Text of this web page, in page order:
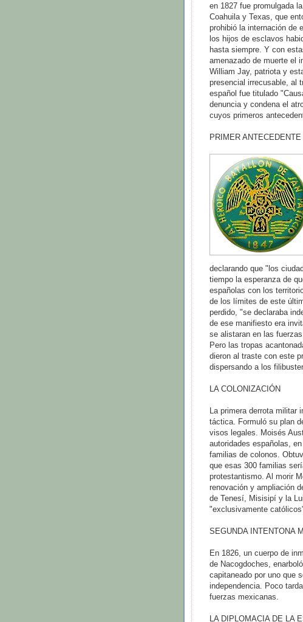
en 1827 fue promulgada
Coahuila y Texas, que
prohibió la internación de
los hijos de esclavos
hasta siempre. Y con
amenazado de muerte el
William Jay, patriota y
presencial irrecusable, al
español fue titulado
denuncia y condena el
cuyos primeros
PRIMER
declarando que "los
tiempo la esperanza de
españolas con los
de los límites de este
perdido, "se declaraba
de ese manifiesto era
se alistaran en las fuerzas
Pero las tropas
dieron al traste con este
dispersando a los
LA COLONIZACIÓN
La primera derrota
táctica. Formuló su plan
visos legales. Moisés
autoridades españolas,
familias de colonos.
que esas 300 familias
protestantismo. Al morir
renovación y ampliación
de Tenesí, Misisipí y la
"exclusivamente
SEGUNDA INTENTONA
En 1826, un cuerpo de
de Nacogdoches,
capitaneado por uno que
independencia. Poco
fuerzas mexicanas.
LA DIPLOMACIA DE LA